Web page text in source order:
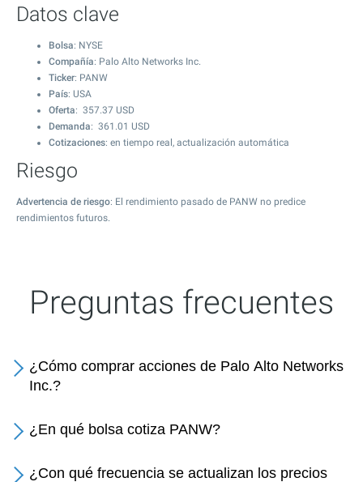
Datos clave
Bolsa: NYSE
Compañía: Palo Alto Networks Inc.
Ticker: PANW
País: USA
Oferta: 357.37 USD
Demanda: 361.01 USD
Cotizaciones: en tiempo real, actualización automática
Riesgo
Advertencia de riesgo: El rendimiento pasado de PANW no predice
rendimientos futuros.
Preguntas frecuentes
¿Cómo comprar acciones de Palo Alto Networks
Inc.?
¿En qué bolsa cotiza PANW?
¿Con qué frecuencia se actualizan los precios